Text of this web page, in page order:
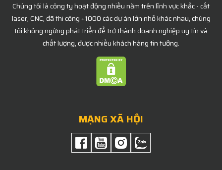
Chúng tôi là công ty hoạt động nhiều năm trên lĩnh vực khắc - cắt
laser, CNC, đã thi công +1000 các dự án lớn nhỏ khác nhau, chúng
tôi không ngừng phát triển để trở thành doanh nghiệp uy tín và
chất lượng, được nhiều khách hàng tin tưởng.
MẠNG XÃ HỘI